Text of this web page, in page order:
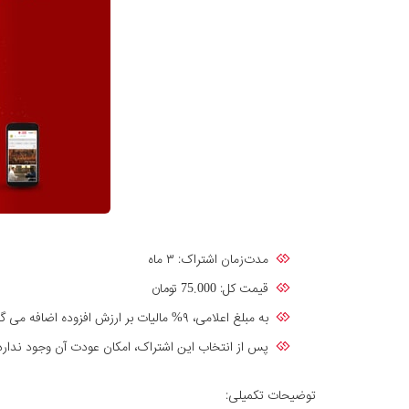
مدت‌زمان اشتراک: ۳ ماه
قیمت کل: 75.000 تومان
به مبلغ اعلامی، ۹% مالیات بر ارزش افزوده اضافه می گردد.
پس از انتخاب این اشتراک، امکان عودت آن وجود
توضیحات تکمیلی: